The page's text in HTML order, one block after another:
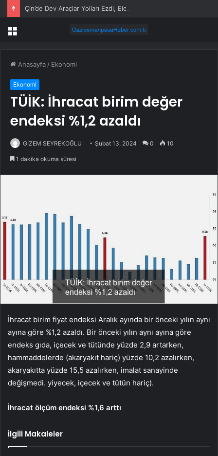
Menü
Anasayfa / Ekonomi
Ekonomi
TÜİK: İhracat birim değer
endeksi %1,2 azaldı
GİZEM SEYREKOĞLU Şubat 13, 2024 0 10
1 dakika okuma süresi
İhracat birim fiyat endeksi Aralık ayında bir önceki yılın aynı
ayına göre %1,2 azaldı. Bir önceki yılın aynı ayına göre
endeks gıda, içecek ve tütünde yüzde 2,9 artarken,
hammaddelerde (akaryakıt hariç) yüzde 10,2 azalırken,
akaryakıtta yüzde 15,5 azalırken, imalat sanayinde
değişmedi. yiyecek, içecek ve tütün hariç).
İhracat ölçüm endeksi %1,6 arttı
İlgili Makaleler